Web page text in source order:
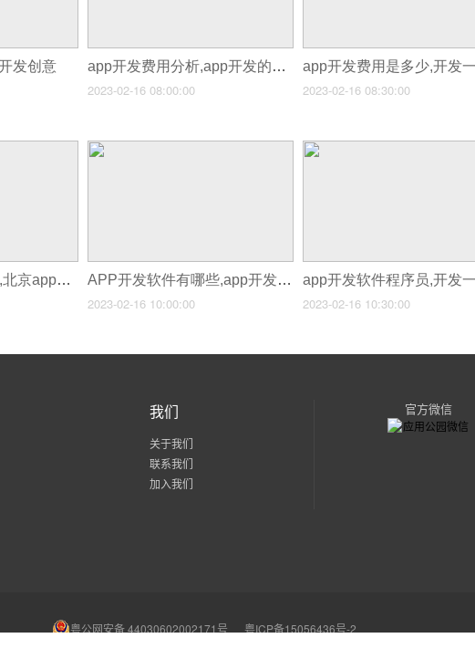
发创意 app开发费用分析,app开发的费用包括哪些
2023-02-16 08:00:00 2023-02-16 08:30:00
app开发软件哪个好,北京app开发哪家好 APP开发软件有哪些,app开发方式有哪些
2023-02-16 10:00:00 2023-02-16 10:30:00
我们
关于我们
联系我们
加入我们
官方微信
粤公网安备 44030602002171号 粤ICP备15056436号-2